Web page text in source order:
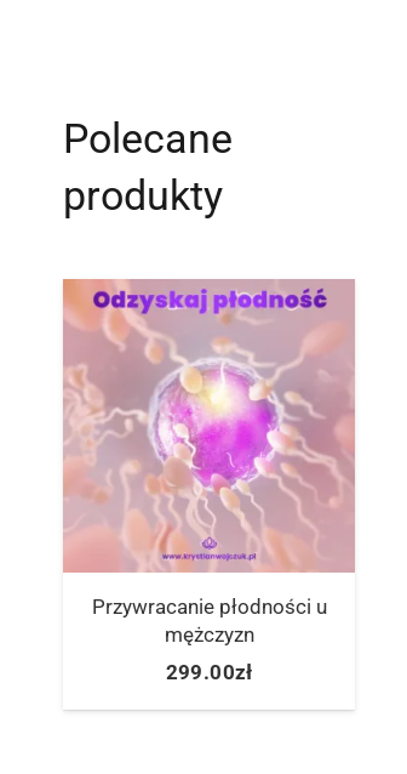
Polecane
produkty
Przywracanie płodności u
mężczyzn
299.00zł